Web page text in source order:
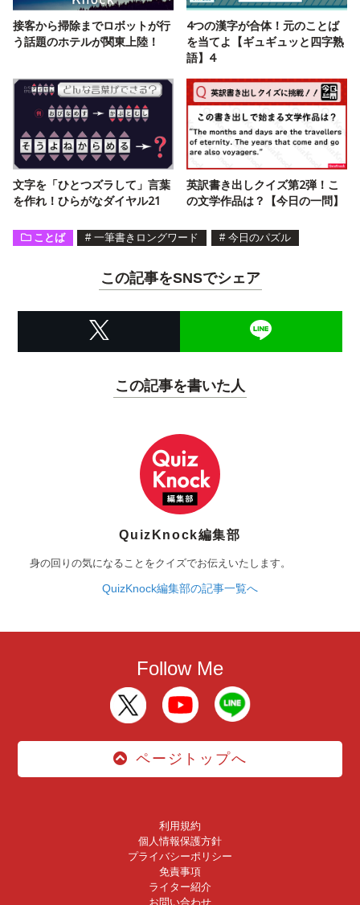
接客から掃除までロボットが行
う話題のホテルが関東上陸！
4つの漢字が合体！元のことば
を当てよ【ギュギュッと四字熟
語】4
文字を「ひとつズラして」言葉
を作れ！ひらがなダイヤル21
英訳書き出しクイズ第2弾！こ
の文学作品は？【今日の一問】
ことば # 一筆書きロングワード # 今日のパズル
この記事をSNSでシェア
この記事を書いた人
QuizKnock編集部
身の回りの気になることをクイズでお伝えいたします。
QuizKnock編集部の記事一覧へ
Follow Me
ページトップへ
利用規約
個人情報保護方針
プライバシーポリシー
免責事項
ライター紹介
お問い合わせ